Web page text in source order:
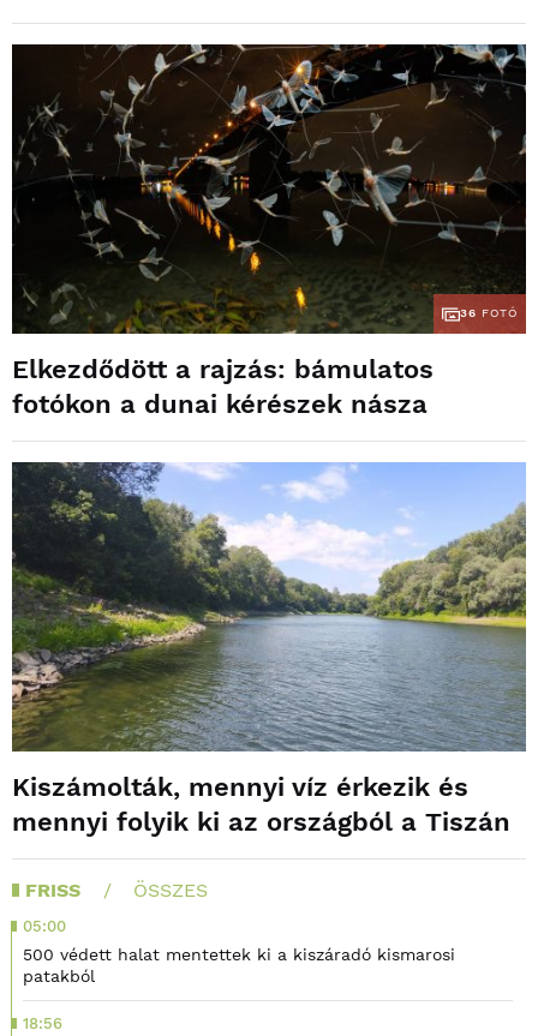
36 FOTÓ
Elkezdődött a rajzás: bámulatos
fotókon a dunai kérészek násza
Kiszámolták, mennyi víz érkezik és
mennyi folyik ki az országból a Tiszán
FRISS ÖSSZES
05:00
500 védett halat mentettek ki a kiszáradó kismarosi
patakból
18:56